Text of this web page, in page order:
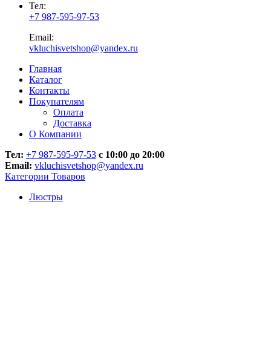
Тел:
+7 987-595-97-53
Email:
vkluchisvetshop@yandex.ru
Главная
Каталог
Контакты
Покупателям
Оплата
Доставка
О Компании
Тел: +7 987-595-97-53 с 10:00 до 20:00
Email: vkluchisvetshop@yandex.ru
Категории Товаров
Люстры